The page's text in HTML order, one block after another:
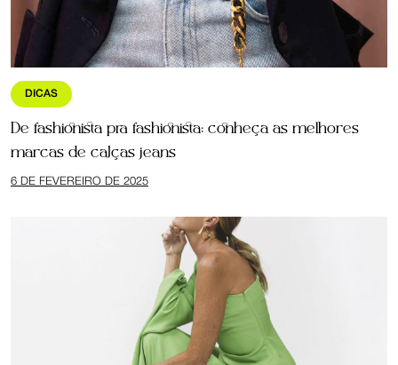
DICAS
De fashionista pra fashionista: conheça as melhores
marcas de calças jeans
6 DE FEVEREIRO DE 2025